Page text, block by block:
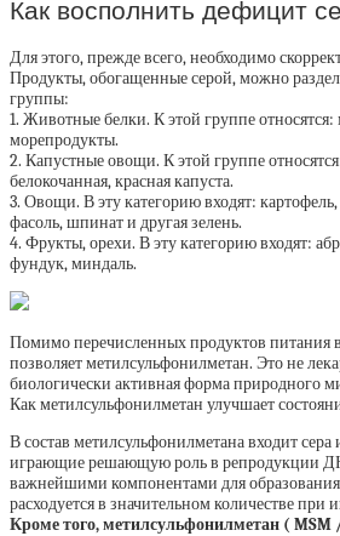
Как восполнить дефицит
Для этого, прежде всего, необходимо
Продукты, обогащенные серой, можно
группы:
1. Животные белки. К этой группе
морепродукты.
2. Капустные овощи. К этой группе
белокочанная, красная капуста.
3. Овощи. В эту категорию входят:
фасоль, шпинат и другая зелень.
4. Фрукты, орехи. В эту категорию входят:
фундук, миндаль.
Помимо перечисленных продуктов питания
позволяет метилсульфонилметан. Это не
биологически активная форма природного
Как метилсульфонилметан улучшает
В состав метилсульфонилметана входит
играющие решающую роль в репродукции
важнейшими компонентами для образования
расходуется в значительном количестве при
Кроме того, метилсульфонилметан (